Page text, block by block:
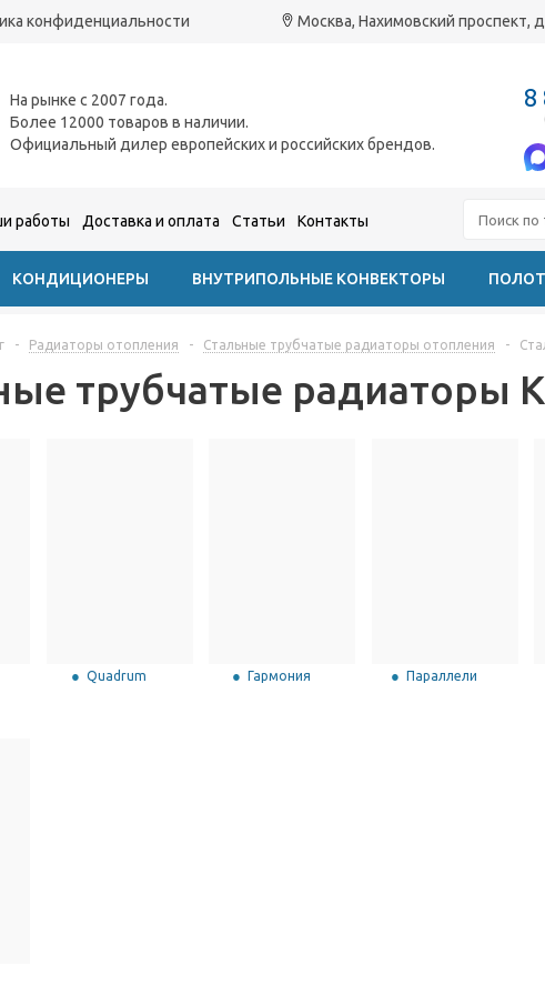
конфиденциальности Москва, Нахимовский проспект,
На рынке с 2007 года.
Более 12000 товаров в наличии.
Официальный дилер европейских и российских брендов.
8
работы Доставка и оплата Статьи Контакты
КОНДИЦИОНЕРЫ ВНУТРИПОЛЬНЫЕ КОНВЕКТОРЫ
- Радиаторы отопления - Стальные трубчатые радиаторы отопления -
трубчатые радиаторы
Quadrum Гармония Параллели